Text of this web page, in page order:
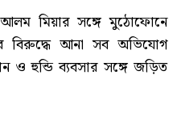
মিয়ার সঙ্গে মুঠোফোনে
বিরুদ্ধে আনা সব অভিযোগ
ও হুন্ডি ব্যবসার সঙ্গে জড়িত